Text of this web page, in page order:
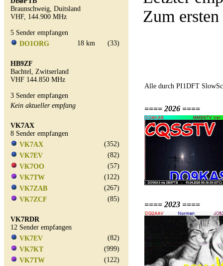
Braunschweig, Duitsland
VHF, 144.900 MHz
5 Sender empfangen
DO1ORG
18 km (33)
HB9ZF
Bachtel, Zwitserland
VHF 144.850 MHz
3 Sender empfangen
Kein aktueller empfang
VK7AX
8 Sender empfangen
VK7AX
(352)
VK7EV
(82)
VK7OO
(57)
VK7TW
(122)
VK7ZAB
(267)
VK7ZCF
(85)
VK7RDR
12 Sender empfangen
VK7EV
(82)
VK7KT
(999)
VK7TW
(122)
Zum
Alle durch PI1DFT
==== 2026 ====
==== 2023 ====